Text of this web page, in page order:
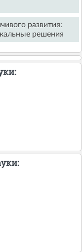
развития:
решения